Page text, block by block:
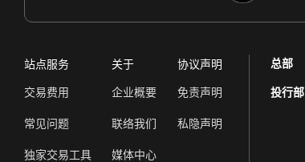
站点服务
交易费用
常见问题
独家交易工具
关于
企业概要
联络我们
媒体中心
协议声明
免责声明
私隐声明
总部
投行部